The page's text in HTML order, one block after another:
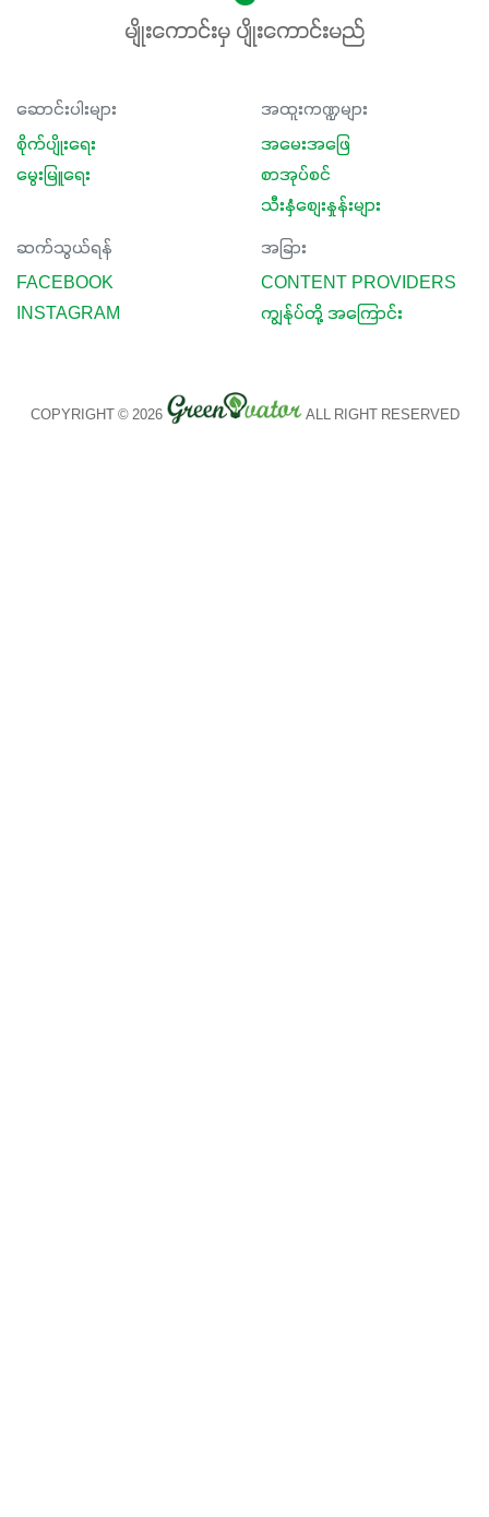
မျိုးကောင်းမှ ပျိုးကောင်းမည်
ဆောင်းပါးများ
စိုက်ပျိုးရေး
မွေးမြူရေး
အထူးကဏ္ဍများ
အမေးအဖြေ
စာအုပ်စင်
သီးနှံစျေးနှုန်းများ
ဆက်သွယ်ရန်
FACEBOOK
INSTAGRAM
အခြား
CONTENT PROVIDERS
ကျွန်ုပ်တို့ အကြောင်း
COPYRIGHT © 2026 ALL RIGHT RESERVED